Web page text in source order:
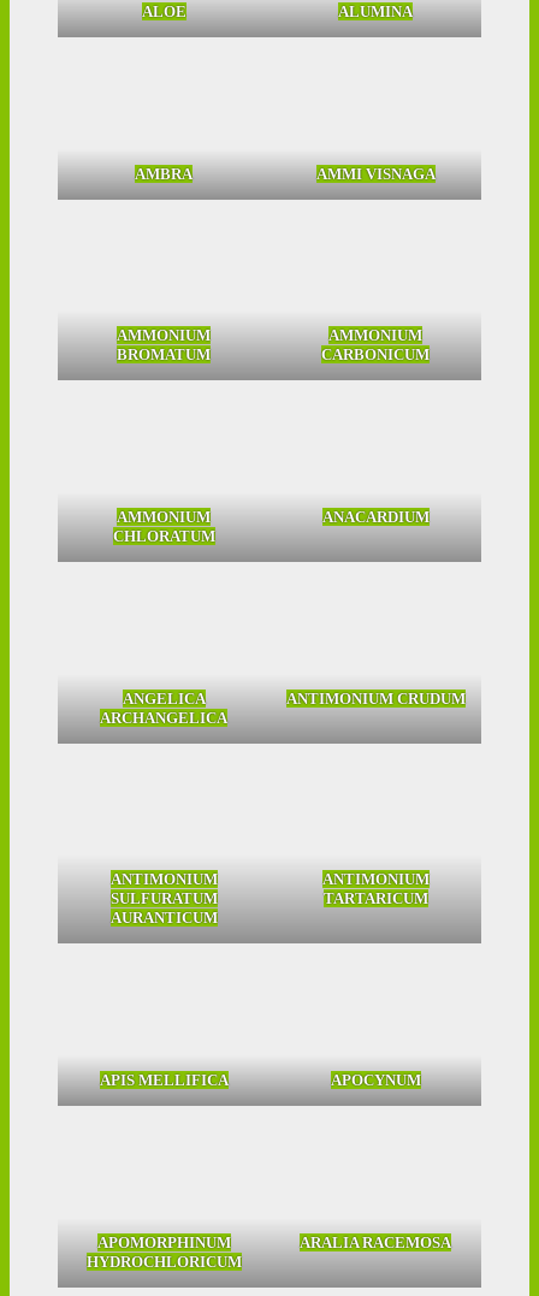
ALOE ALUMINA
AMBRA AMMI VISNAGA
AMMONIUM
BROMATUM
AMMONIUM
CARBONICUM
AMMONIUM
CHLORATUM
ANACARDIUM
ANGELICA
ARCHANGELICA
ANTIMONIUM CRUDUM
ANTIMONIUM
SULFURATUM
AURANTICUM
ANTIMONIUM
TARTARICUM
APIS MELLIFICA APOCYNUM
APOMORPHINUM
HYDROCHLORICUM
ARALIA RACEMOSA